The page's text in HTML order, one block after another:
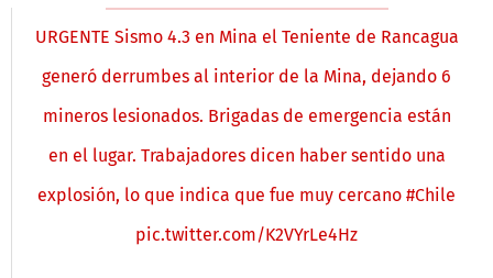
URGENTE Sismo 4.3 en Mina el Teniente de Rancagua
generó derrumbes al interior de la Mina, dejando 6
mineros lesionados. Brigadas de emergencia están
en el lugar. Trabajadores dicen haber sentido una
explosión, lo que indica que fue muy cercano #Chile
pic.twitter.com/K2VYrLe4Hz